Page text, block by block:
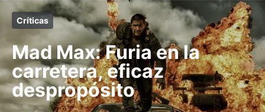
Críticas
Mad Max: Furia en la
carretera, eficaz
despropósito